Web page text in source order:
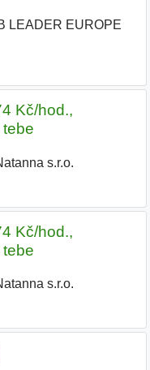
LEADER EUROPE
Kč/hod.,
s.r.o.
Kč/hod.,
s.r.o.